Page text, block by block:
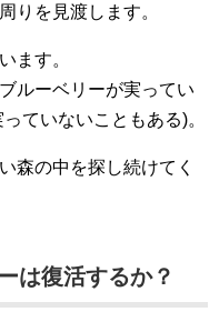
りを見渡します。
ます。
ルーベリーが実ってい
ていないこともある)。
森の中を探し続けてく
は復活するか？